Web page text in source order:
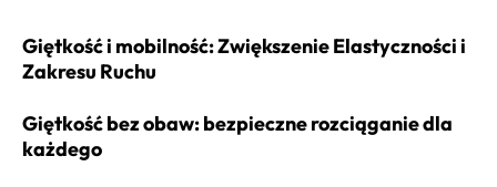
Giętkość i mobilność: Zwiększenie Elastyczności i
Zakresu Ruchu
Giętkość bez obaw: bezpieczne rozciąganie dla
każdego